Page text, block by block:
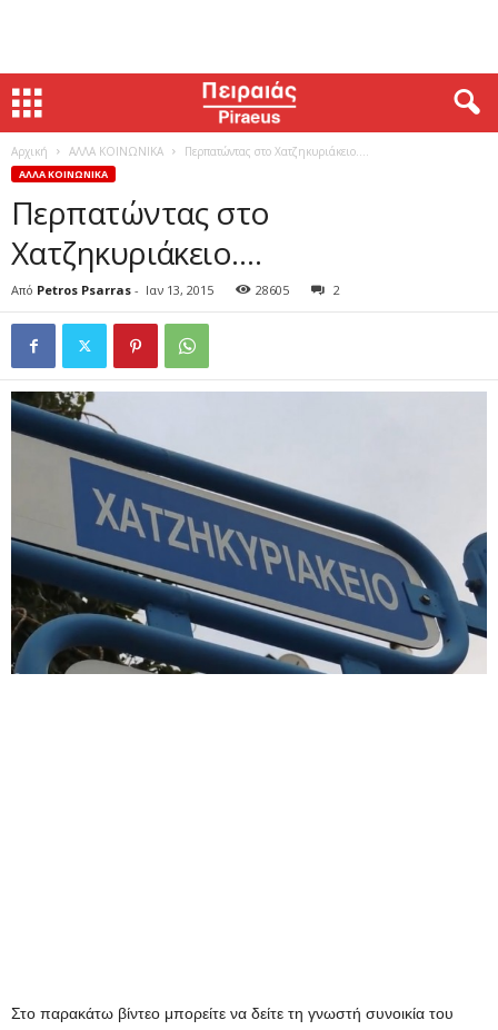
Αρχική ΑΛΛΑ ΚΟΙΝΩΝΙΚΑ Περπατώντας στο Χατζηκυριάκειο….
ΑΛΛΑ ΚΟΙΝΩΝΙΚΑ
Περπατώντας στο
Χατζηκυριάκειο….
Από Petros Psarras - Ιαν 13, 2015 28605 2
Στο παρακάτω βίντεο μπορείτε να δείτε τη γνωστή συνοικία του